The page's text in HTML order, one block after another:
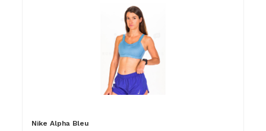
Nike Alpha Bleu